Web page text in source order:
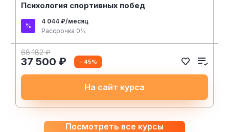
Психология спортивных побед
4 044 ₽/месяц
Рассрочка 0%
68 182 ₽
37 500 ₽ - 45%
На сайт курса
Посмотреть все курсы